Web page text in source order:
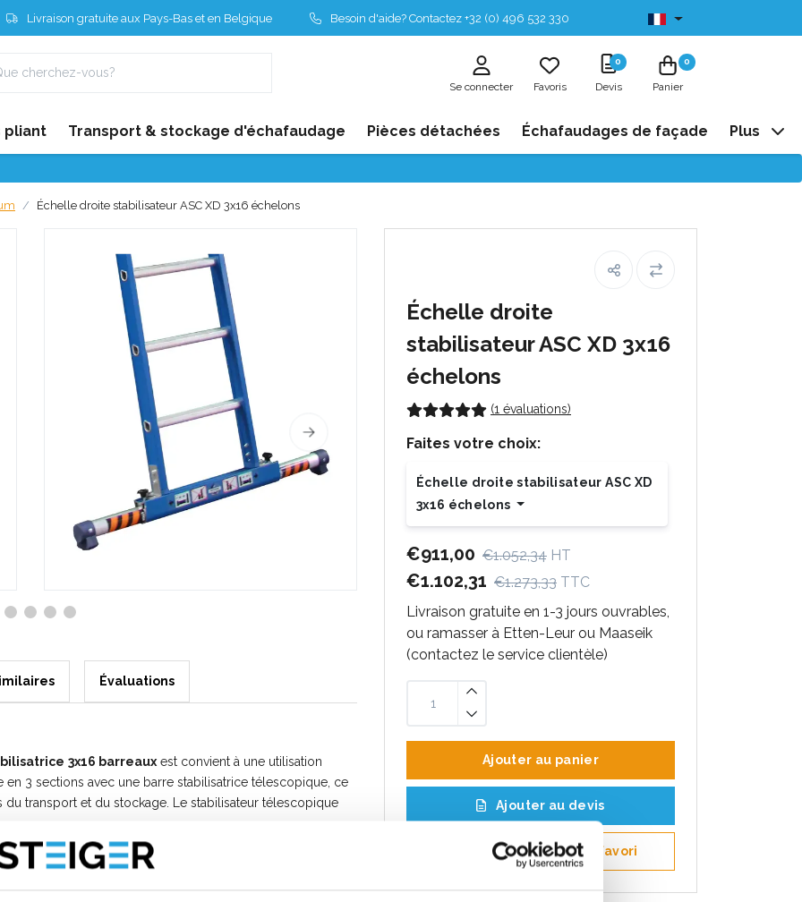
Livraison gratuite aux Pays-Bas et en Belgique Besoin d'aide? Contactez +32 (0) 496 532 330 Disponibles de stock
Se connecter Favoris
0
Devis
0
Panier
pliant Transport & stockage d'échafaudage Pièces détachées Échafaudages de façade Plus
Échelle droite stabilisateur ASC XD 3x16 échelons
Échelle droite
stabilisateur ASC XD 3x16
échelons
(1 évaluations)
Faites votre choix:
Échelle droite stabilisateur ASC XD
3x16 échelons
€911,00 €1.052,34 HT
€1.102,31 €1.273,33 TTC
Livraison gratuite en 1-3 jours ouvrables,
ou ramasser à Etten-Leur ou Maaseik
(contactez le service clientèle)
Ajouter au panier
Ajouter au devis
Enregistrer comme favori
Évaluations
3x16 barreaux est convient à une utilisation
3 sections avec une barre stabilisatrice télescopique, ce
transport et du stockage. Le stabilisateur télescopique
sales et évite la corrosion de l’aluminium.